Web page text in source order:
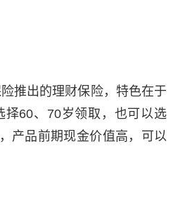
推出的理财保险，特色在于
择60、70岁领取，也可以选
产品前期现金价值高，可以